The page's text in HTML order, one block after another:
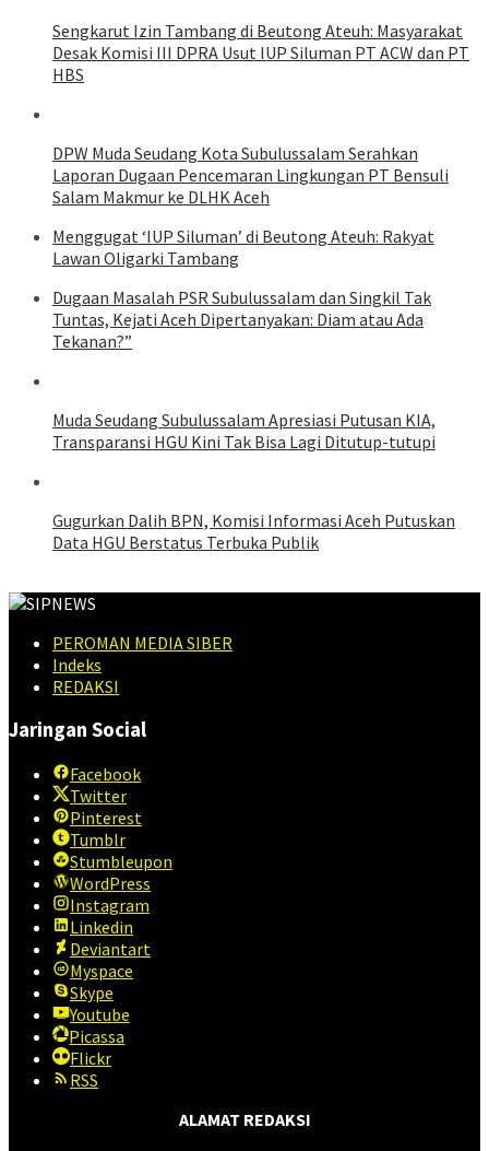
Sengkarut Izin Tambang di Beutong Ateuh: Masyarakat
Desak Komisi III DPRA Usut IUP Siluman PT ACW dan PT
HBS
DPW Muda Seudang Kota Subulussalam Serahkan
Laporan Dugaan Pencemaran Lingkungan PT Bensuli
Salam Makmur ke DLHK Aceh
Menggugat ‘IUP Siluman’ di Beutong Ateuh: Rakyat
Lawan Oligarki Tambang
Dugaan Masalah PSR Subulussalam dan Singkil Tak
Tuntas, Kejati Aceh Dipertanyakan: Diam atau Ada
Tekanan?”
Muda Seudang Subulussalam Apresiasi Putusan KIA,
Transparansi HGU Kini Tak Bisa Lagi Ditutup-tutupi
Gugurkan Dalih BPN, Komisi Informasi Aceh Putuskan
Data HGU Berstatus Terbuka Publik
PEROMAN MEDIA SIBER
Indeks
REDAKSI
Jaringan Social
Facebook
Twitter
Pinterest
Tumblr
Stumbleupon
WordPress
Instagram
Linkedin
Deviantart
Myspace
Skype
Youtube
Picassa
Flickr
RSS
ALAMAT REDAKSI